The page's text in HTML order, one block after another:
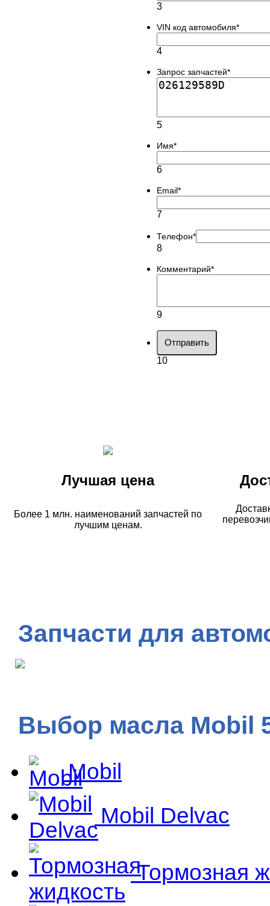
3
VIN код автомобиля*
4
Запрос запчастей*
5
Имя*
6
Email*
7
Телефон*
8
Комментарий*
9
Отправить
10
Лучшая цена
Более 1 млн. наименований запчастей по
лучшим ценам.
Запчасти для
Выбор масла Mobil
Mobil
Mobil Delvac
Тормозная